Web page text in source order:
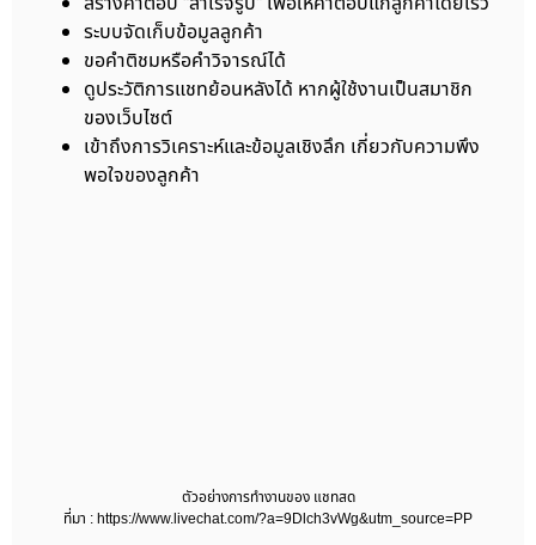
ระบบจัดเก็บข้อมูลลูกค้า
ขอคำติชมหรือคำวิจารณ์ได้
ดูประวัติการแชทย้อนหลังได้ หากผู้ใช้งานเป็นสมาชิก
ของเว็บไซต์
เข้าถึงการวิเคราะห์และข้อมูลเชิงลึก เกี่ยวกับความพึง
พอใจของลูกค้า
ตัวอย่างการทำงานของ แชทสด
ที่มา : https://www.livechat.com/?a=9Dlch3vWg&utm_source=PP